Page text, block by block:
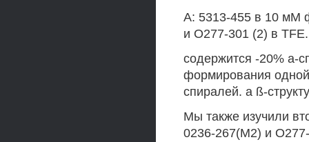
А: 5313-455 в 10 мМ
и О277-301 (2) в TFE.
содержится -20% а-
формирования одной
спиралей. а ß-
Мы также изучили
0236-267(М2) и